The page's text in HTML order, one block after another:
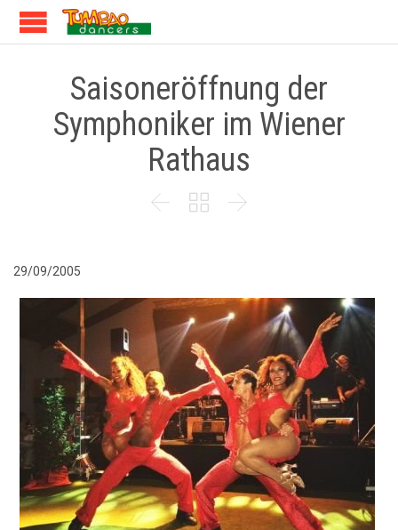
Saisoneröffnung der
Symphoniker im Wiener
Rathaus
  
29/09/2005